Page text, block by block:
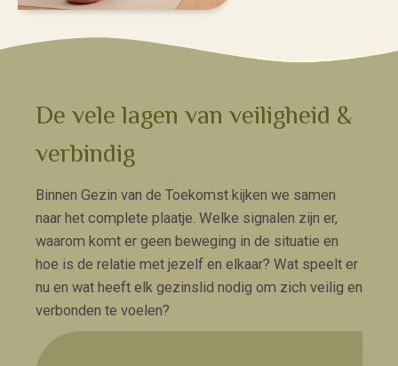
De vele lagen van veiligheid &
verbindig
Binnen Gezin van de Toekomst kijken we samen
naar het complete plaatje. Welke signalen zijn er,
waarom komt er geen beweging in de situatie en
hoe is de relatie met jezelf en elkaar? Wat speelt er
nu en wat heeft elk gezinslid nodig om zich veilig en
verbonden te voelen?